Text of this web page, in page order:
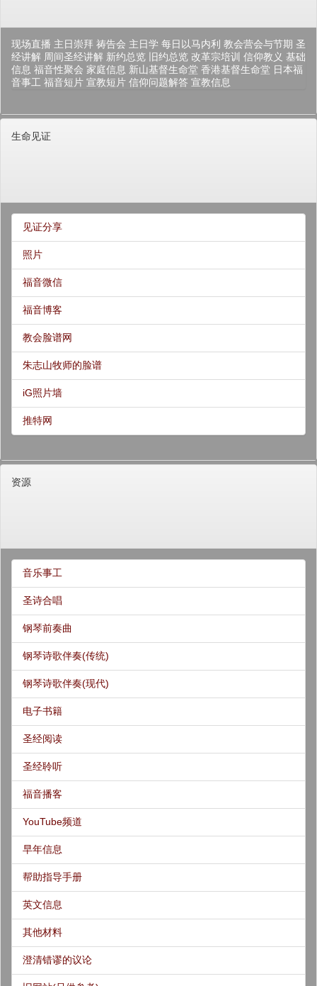
现场直播 主日崇拜 祷告会 主日学 每日以马内利 教会营会与节期 圣
经讲解 周间圣经讲解 新约总览 旧约总览 改革宗培训 信仰教义 基础
信息 福音性聚会 家庭信息 新山基督生命堂 香港基督生命堂 日本福
音事工 福音短片 宣教短片 信仰问题解答 宣教信息
生命见证
见证分享
照片
福音微信
福音博客
教会脸谱网
朱志山牧师的脸谱
iG照片墙
推特网
资源
音乐事工
圣诗合唱
钢琴前奏曲
钢琴诗歌伴奏(传统)
钢琴诗歌伴奏(现代)
电子书籍
圣经阅读
圣经聆听
福音播客
YouTube频道
早年信息
帮助指导手册
英文信息
其他材料
澄清错谬的议论